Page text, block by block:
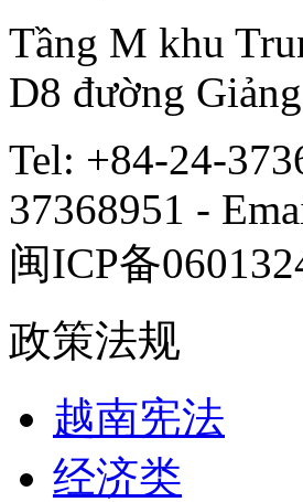
Tầng M khu
D8 đường
Tel: +84-24-
37368951 -
闽ICP备
政策法规
越南宪法
经济类